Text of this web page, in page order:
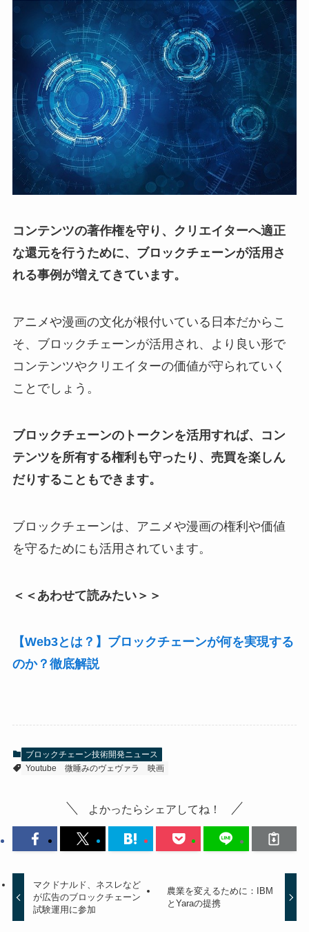
コンテンツの著作権を守り、クリエイターへ適正
な還元を行うために、ブロックチェーンが活用さ
れる事例が増えてきています。
アニメや漫画の文化が根付いている日本だからこ
そ、 ブロックチェーンが活用され、より良い形で
コンテンツやクリエイターの価値が守られていく
ことでしょう。
ブロックチェーンのトークンを活用すれば、コン
テンツを所有する権利も守ったり、売買を楽しん
だりすることもできます。
ブロックチェーンは、アニメや漫画の権利や価値
を守るためにも活用されています。
＜＜あわせて読みたい＞＞
【Web3とは？】ブロックチェーンが何を実現する
のか？徹底解説
ブロックチェーン技術開発ニュース
Youtube
微睡みのヴェヴァラ 映画
よかったらシェアしてね！
マクドナルド、ネスレなど
が広告のブロックチェーン
試験運用に参加
農業を変えるために：IBM
とYaraの提携